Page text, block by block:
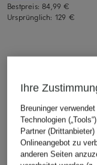
Bestpreis:84,99 €
Ursprünglich: 129 €
ÄHNLICHE
Ihre
Breuninger
Technologien
Partner
Onlineangebot zu
anderen Seiten